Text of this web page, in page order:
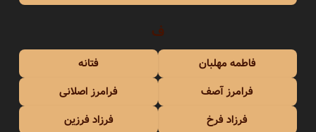
ف
فاطمه مهلبان
فتانه
فرامرز آصف
فرامرز اصلانی
فرزاد فرخ
فرزاد فرزین